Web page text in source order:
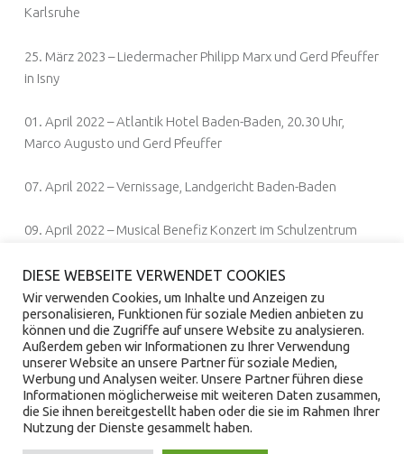
Karlsruhe
25. März 2023 – Liedermacher Philipp Marx und Gerd Pfeuffer
in Isny
01. April 2022 – Atlantik Hotel Baden-Baden, 20.30 Uhr,
Marco Augusto und Gerd Pfeuffer
07. April 2022 – Vernissage, Landgericht Baden-Baden
09. April 2022 – Musical Benefiz Konzert im Schulzentrum
18. April 2022 – Marco Augusto und Gerd Pfeuffer, MS
Karlsuhe Osterbrunchfahrt
30. Juni 2022 – VKU Stuttgart
DIESE WEBSEITE VERWENDET COOKIES
Wir verwenden Cookies, um Inhalte und Anzeigen zu
personalisieren, Funktionen für soziale Medien anbieten zu
können und die Zugriffe auf unsere Website zu analysieren.
Außerdem geben wir Informationen zu Ihrer Verwendung
unserer Website an unsere Partner für soziale Medien,
Werbung und Analysen weiter. Unsere Partner führen diese
Informationen möglicherweise mit weiteren Daten zusammen,
die Sie ihnen bereitgestellt haben oder die sie im Rahmen Ihrer
Nutzung der Dienste gesammelt haben.